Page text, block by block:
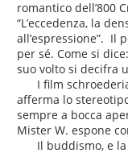
romantico dell’800
“L’eccedenza, la
all’espressione”. Il
per sé. Come si
suo volto si decifra
I film
afferma lo
sempre a bocca
Mister W. espone
Il buddismo, e